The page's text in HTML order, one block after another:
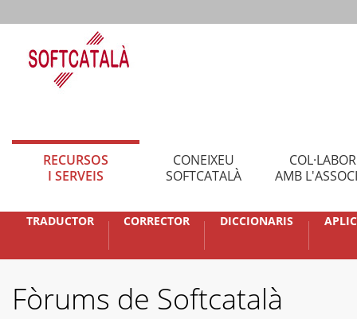
RECURSOS
I SERVEIS
CONEIXEU
SOFTCATALÀ
AMB
TRADUCTOR CORRECTOR DICCIONARIS
Fòrums de Softcatalà